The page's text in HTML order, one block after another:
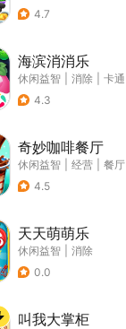
4.7
海滨消消乐
休闲益智 消除 卡通
4.3
奇妙咖啡餐厅
休闲益智 经营 餐厅
4.5
天天萌萌乐
休闲益智
消除
0.0
叫我大掌柜